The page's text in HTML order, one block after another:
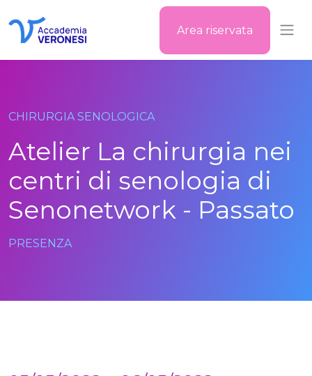
Area riservata
CHIRURGIA SENOLOGICA
Atelier La chirurgia nei
centri di senologia di
Senonetwork - Passato
PRESENZA